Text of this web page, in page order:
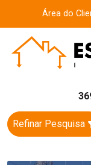
Área do
Refinar Pesquisa